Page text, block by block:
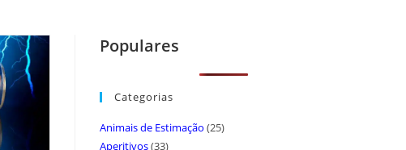
Populares
Categorias
Animais de Estimação (25)
Aperitivos(33)